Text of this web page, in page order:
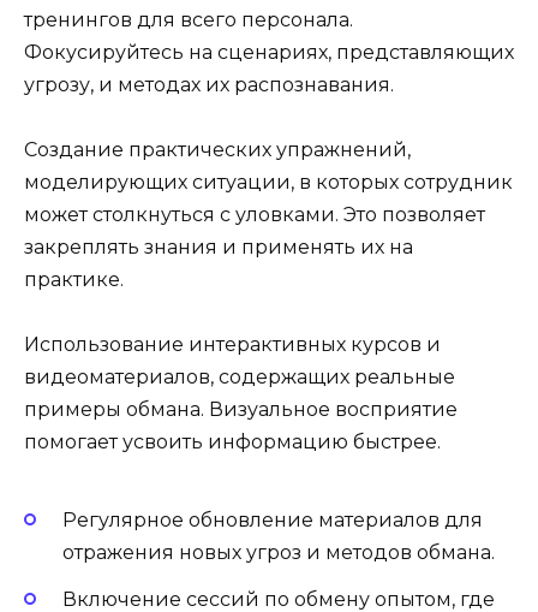
тренингов для всего персонала.
Фокусируйтесь на сценариях, представляющих
угрозу, и методах их распознавания.
Создание практических упражнений,
моделирующих ситуации, в которых сотрудник
может столкнуться с уловками. Это позволяет
закреплять знания и применять их на
практике.
Использование интерактивных курсов и
видеоматериалов, содержащих реальные
примеры обмана. Визуальное восприятие
помогает усвоить информацию быстрее.
Регулярное обновление материалов для
отражения новых угроз и методов обмана.
Включение сессий по обмену опытом, где